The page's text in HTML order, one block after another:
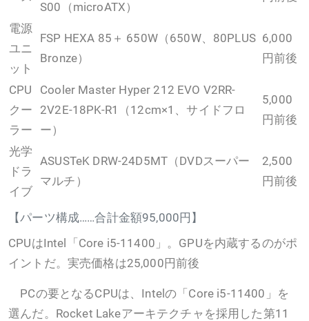
【パーツ構成……合計金額95,000円】
S00（microATX）
電源
ユニ
ット
FSP HEXA 85＋ 650W（650W、80PLUS
Bronze）
6,000
円前後
CPU
クー
ラー
Cooler Master Hyper 212 EVO V2RR-
2V2E-18PK-R1（12cm×1、サイドフロ
ー）
5,000
円前後
光学
ドラ
イブ
ASUSTeK DRW-24D5MT（DVDスーパー
マルチ）
2,500
円前後
CPUはIntel「Core i5-11400」。GPUを内蔵するのがポ
イントだ。実売価格は25,000円前後
PCの要となるCPUは、Intelの「Core i5-11400」を
選んだ。Rocket Lakeアーキテクチャを採用した第11